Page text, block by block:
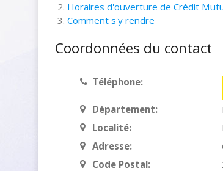
Horaires d'ouverture de Crédit
Comment s'y rendre
Coordonnées du contact
Téléphone:
Département:
Localité:
Adresse:
Code Postal: